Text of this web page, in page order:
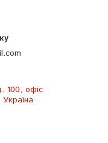
100, офіс